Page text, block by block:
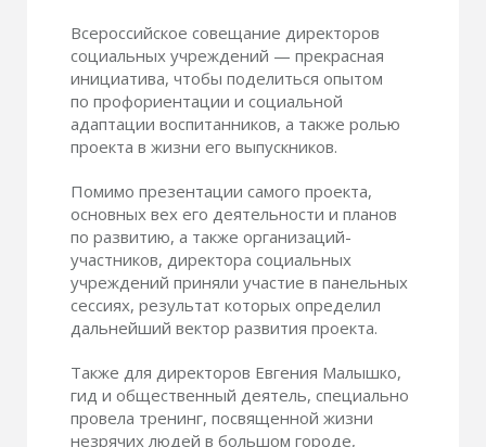
Всероссийское совещание директоров
социальных учреждений — прекрасная
инициатива, чтобы поделиться опытом
по профориентации и социальной
адаптации воспитанников, а также ролью
проекта в жизни его выпускников.
Помимо презентации самого проекта,
основных вех его деятельности и планов
по развитию, а также организаций-
участников, директора социальных
учреждений приняли участие в панельных
сессиях, результат которых определил
дальнейший вектор развития проекта.
Также для директоров Евгения Малышко,
гид и общественный деятель, специально
провела тренинг, посвященной жизни
незрячих людей в большом городе,